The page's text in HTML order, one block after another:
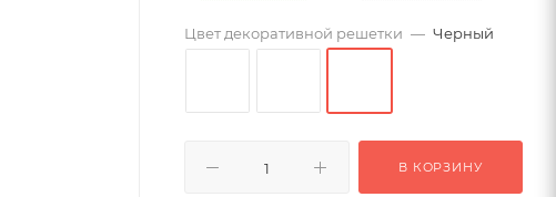
Цвет декоративной решетки — Черный
В КОРЗИНУ